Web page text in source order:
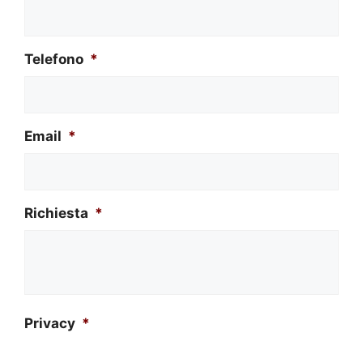
Telefono *
Email *
Richiesta *
Privacy *